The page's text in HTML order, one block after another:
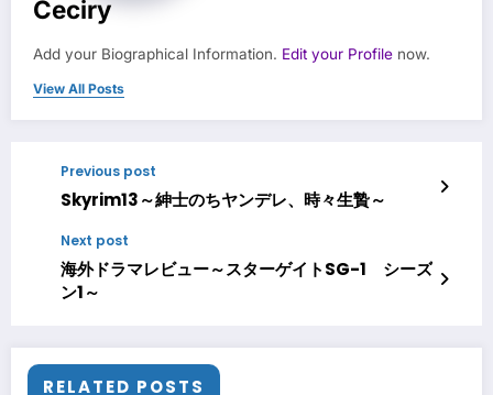
Ceciry
Add your Biographical Information. Edit your Profile now.
View All Posts
Previous post
Skyrim13～紳士のちヤンデレ、時々生贄～
Next post
海外ドラマレビュー～スターゲイトSG-1 シーズ
ン1～
RELATED POSTS